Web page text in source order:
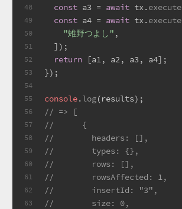
48
49
50
51
52
53
54
55
56
57
58
59
60
61
62
63
const a3 = await tx.execute
const a4 = await tx.execute
"雉野つよし" ,
  ]);
return [a1, a2, a3, a4];
});
console.log(results);
// => [
//      {
//        headers: [],
//        types: {},
//        rows: [],
//        rowsAffected: 1,
//        insertId: "3",
//        size: 0,